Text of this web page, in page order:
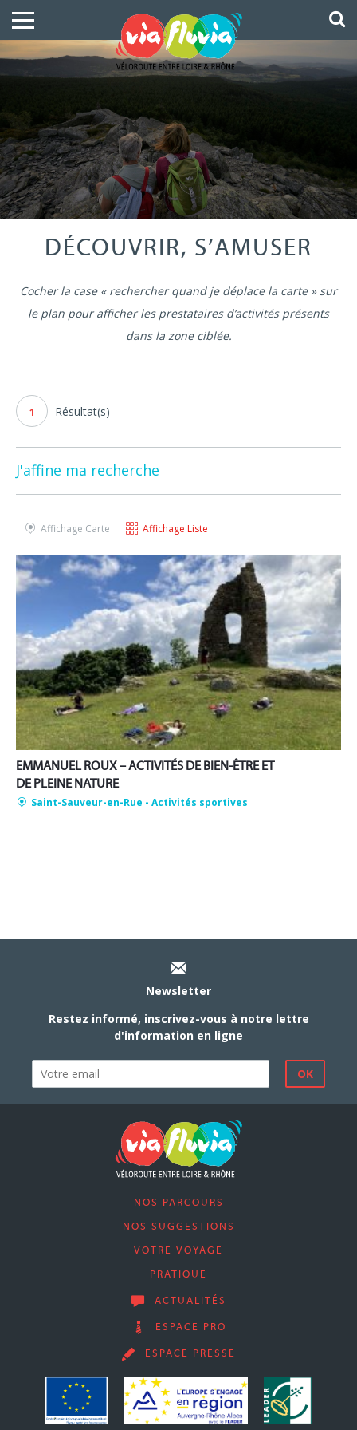
DÉCOUVRIR, S’AMUSER
Cocher la case « rechercher quand je déplace la carte » sur
le plan pour afficher les prestataires d’activités présents
dans la zone ciblée.
1 Résultat(s)
J'affine ma recherche
Affichage Carte Affichage Liste
EMMANUEL ROUX – ACTIVITÉS DE BIEN-ÊTRE ET
DE PLEINE NATURE
Saint-Sauveur-en-Rue - Activités sportives
Newsletter
Restez informé, inscrivez-vous à notre lettre
d'information en ligne
NOS PARCOURS
NOS SUGGESTIONS
VOTRE VOYAGE
PRATIQUE
ACTUALITÉS
ESPACE PRO
ESPACE PRESSE